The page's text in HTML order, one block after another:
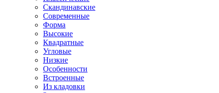
Скандинавские
Современные
Форма
Высокие
Квадратные
Угловые
Низкие
Особенности
Встроенные
Из кладовки